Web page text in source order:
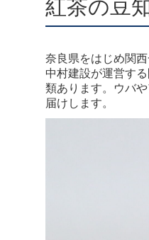
紅茶の豆
奈良県をはじめ関
中村建設が運営す
類あります。ウバ
届けします。